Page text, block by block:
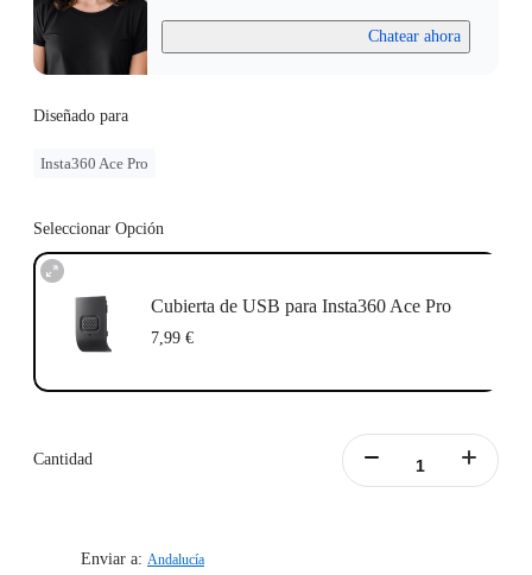
Chatear ahora
Diseñado para
Insta360 Ace Pro
Seleccionar Opción
Cubierta de USB para Insta360 Ace Pro
7,99 €
Cantidad
Enviar a: Andalucía